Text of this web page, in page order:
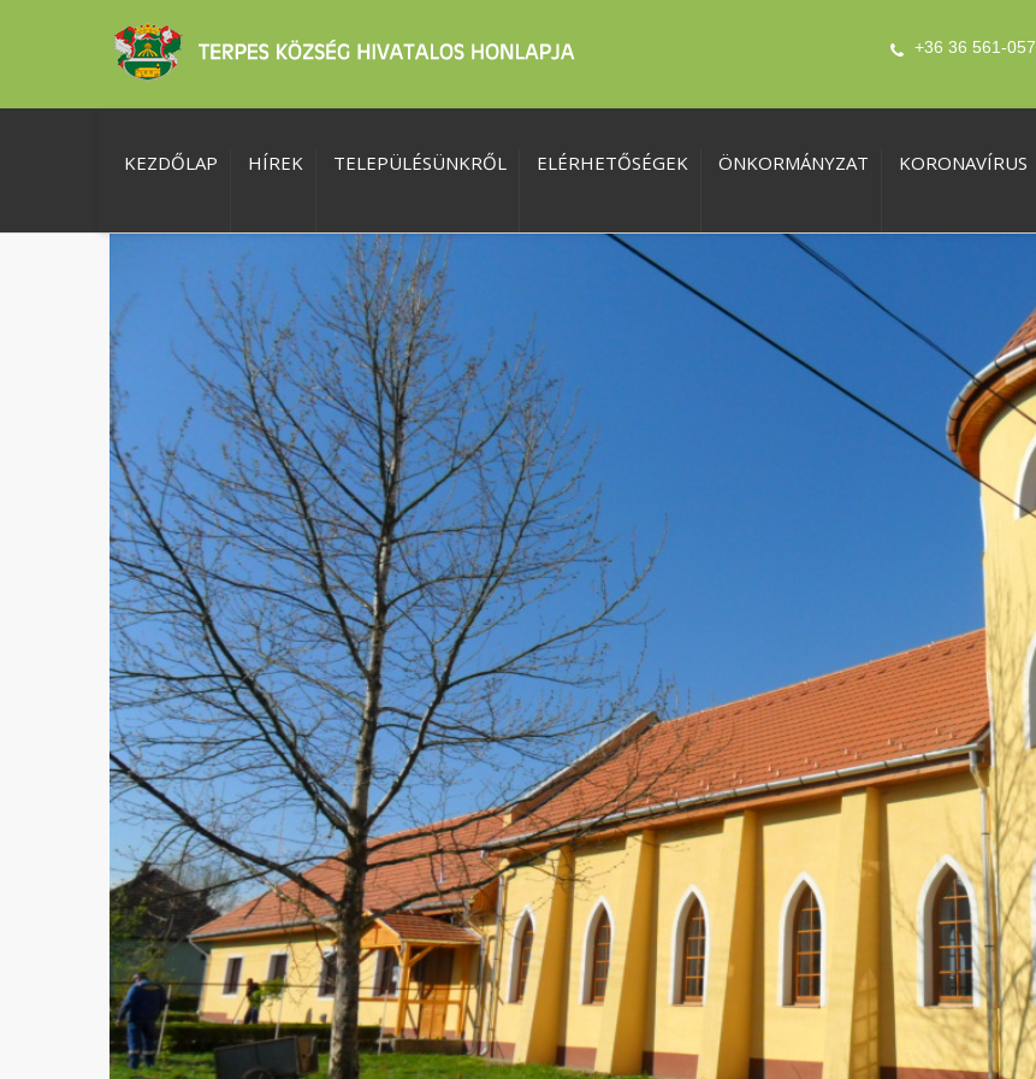
+36 36 561-057
KEZDŐLAP HÍREK TELEPÜLÉSÜNKRŐL ELÉRHETŐSÉGEK ÖNKORMÁNYZAT KORONAVÍRUS